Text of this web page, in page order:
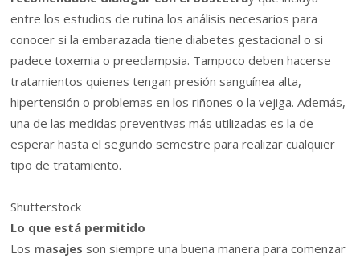
entre los estudios de rutina los análisis necesarios para
conocer si la embarazada tiene diabetes gestacional o si
padece toxemia o preeclampsia. Tampoco deben hacerse
tratamientos quienes tengan presión sanguínea alta,
hipertensión o problemas en los riñones o la vejiga. Además,
una de las medidas preventivas más utilizadas es la de
esperar hasta el segundo semestre para realizar cualquier
tipo de tratamiento.
Shutterstock
Lo que está permitido
Los masajes son siempre una buena manera para comenzar